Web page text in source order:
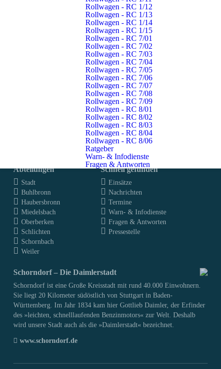
Rollwagen - RC 1/12
Rollwagen - RC 1/13
Rollwagen - RC 1/14
Rollwagen - RC 1/15
Rollwagen - RC 7/01
Rollwagen - RC 7/02
Rollwagen - RC 7/03
Rollwagen - RC 7/04
Rollwagen - RC 7/05
Rollwagen - RC 7/06
Rollwagen - RC 7/07
Rollwagen - RC 7/08
Rollwagen - RC 7/09
Rollwagen - RC 8/01
Rollwagen - RC 8/02
Rollwagen - RC 8/03
Rollwagen - RC 8/04
Rollwagen - RC 8/06
Ratgeber
Warn- & Infodienste
Fragen & Antworten
Freiwillige Feuerwehr Schorndorf
Künkelinstraße 9, 73614 Schorndorf
info@feuerwehr-schorndorf.de
Abteilungen
Stadt
Buhlbronn
Haubersbronn
Miedelsbach
Oberberken
Schlichten
Schornbach
Weiler
Schnell gefunden
Einsätze
Nachrichten
Termine
Warn- & Infodienste
Fragen & Antworten
Pressestelle
Schorndorf – Die Daimlerstadt
Schorndorf ist eine Große Kreisstadt mit rund 40.000 Einwohnern.
Sie liegt 20 Kilometer südöstlich von Stuttgart in Baden-
Württemberg. Im Jahr 1834 kam hier Gottlieb Daimler, der Erfinder
des »leichten, schnelllaufenden Benzinmotors« zur Welt. Deshalb
wird unsere Stadt auch als die »Daimlerstadt« bezeichnet.
www.schorndorf.de